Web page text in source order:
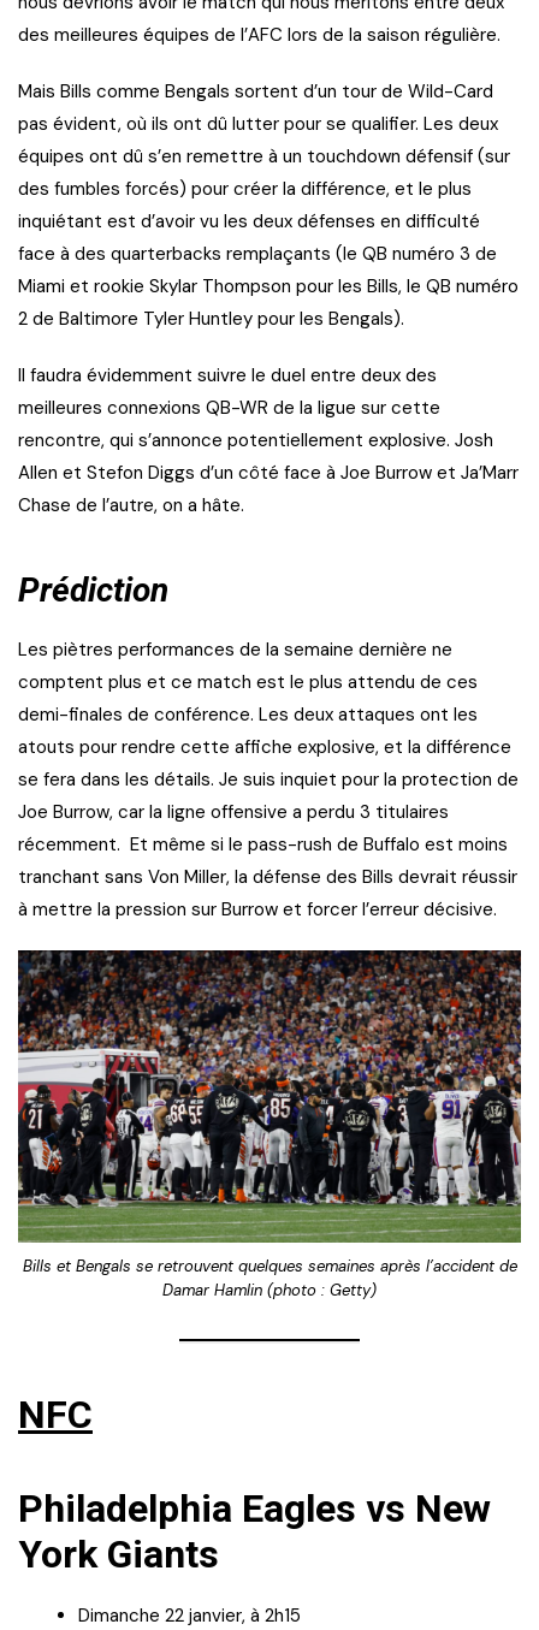
des meilleures équipes de l’AFC lors de la saison régulière.
Mais Bills comme Bengals sortent d’un tour de Wild-Card
pas évident, où ils ont dû lutter pour se qualifier. Les deux
équipes ont dû s’en remettre à un touchdown défensif (sur
des fumbles forcés) pour créer la différence, et le plus
inquiétant est d’avoir vu les deux défenses en difficulté
face à des quarterbacks remplaçants (le QB numéro 3 de
Miami et rookie Skylar Thompson pour les Bills, le QB numéro
2 de Baltimore Tyler Huntley pour les Bengals).
Il faudra évidemment suivre le duel entre deux des
meilleures connexions QB-WR de la ligue sur cette
rencontre, qui s’annonce potentiellement explosive. Josh
Allen et Stefon Diggs d’un côté face à Joe Burrow et Ja’Marr
Chase de l’autre, on a hâte.
Prédiction
Les piètres performances de la semaine dernière ne
comptent plus et ce match est le plus attendu de ces
demi-finales de conférence. Les deux attaques ont les
atouts pour rendre cette affiche explosive, et la différence
se fera dans les détails. Je suis inquiet pour la protection de
Joe Burrow, car la ligne offensive a perdu 3 titulaires
récemment. Et même si le pass-rush de Buffalo est moins
tranchant sans Von Miller, la défense des Bills devrait réussir
à mettre la pression sur Burrow et forcer l’erreur décisive.
Bills et Bengals se retrouvent quelques semaines après l’accident de
Damar Hamlin (photo : Getty)
NFC
Philadelphia Eagles vs New
York Giants
Dimanche 22 janvier, à 2h15